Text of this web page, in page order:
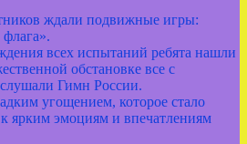
ждали подвижные игры:
всех испытаний ребята нашли
обстановке все с
Гимн России.
угощением, которое стало
ярким эмоциям и впечатлениям